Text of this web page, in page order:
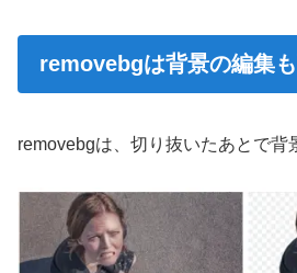
removebgは背景の編集
removebgは、切り抜いたあとで背